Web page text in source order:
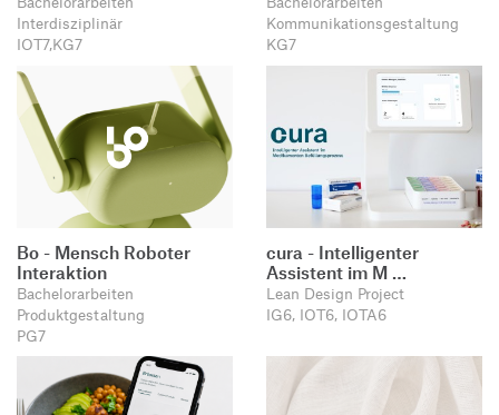
Transfer und Kooperation
Produktgestaltung B.A.
Strategische Gestaltung M.A.
Interdisziplinär
IOT7,KG7
Kommunikationsgestaltung
KG7
Bo - Mensch Roboter
Interaktion
Bachelorarbeiten
Produktgestaltung
PG7
cura - Intelligenter
Assistent im M …
Lean Design Project
IG6, IOT6, IOTA6